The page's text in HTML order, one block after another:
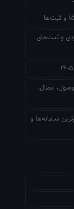
و ثبت‌های
ابطال،
سامانه‌ها و